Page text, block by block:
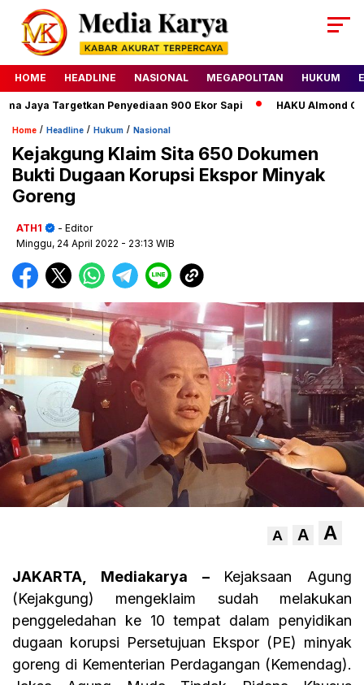
HOME HEADLINE NASIONAL MEGAPOLITAN HUKUM
Targetkan Penyediaan 900 Ekor Sapi HAKU Almond
Home / Headline / Hukum / Nasional
Kejakgung Klaim Sita 650 Dokumen
Bukti Dugaan Korupsi Ekspor Minyak
Goreng
ATH1
- Editor
Minggu, 24 April 2022 - 23:13 WIB
A A A
JAKARTA, Mediakarya – Kejaksaan Agung
(Kejakgung) mengeklaim sudah melakukan
penggeledahan ke 10 tempat dalam penyidikan
dugaan korupsi Persetujuan Ekspor (PE) minyak
goreng di Kementerian Perdagangan (Kemendag).